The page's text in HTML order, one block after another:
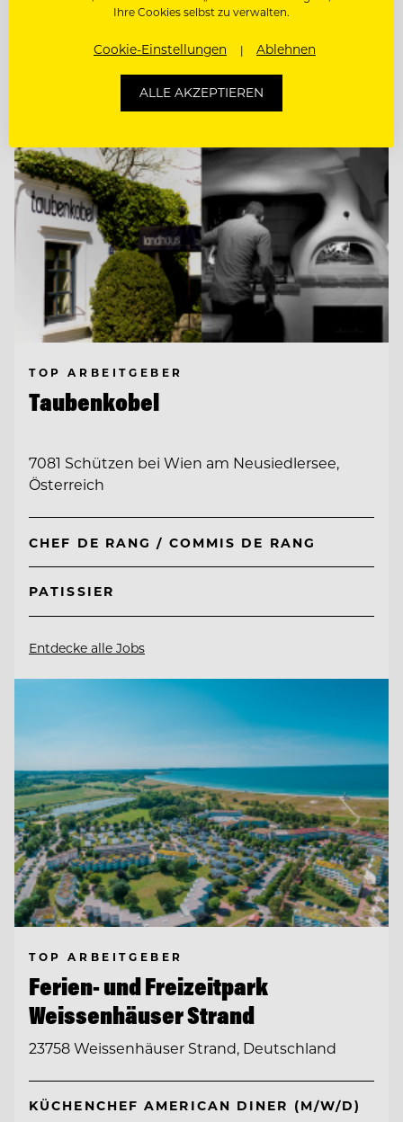
TOP ARBEITGEBER
Taubenkobel
7081 Schützen bei Wien am Neusiedlersee,
Österreich
CHEF DE RANG / COMMIS DE RANG
PATISSIER
Entdecke alle Jobs
TOP ARBEITGEBER
Ferien- und Freizeitpark
Weissenhäuser Strand
23758 Weissenhäuser Strand, Deutschland
KÜCHENCHEF AMERICAN DINER (M/W/D)
Ihre Cookies selbst zu verwalten.
Cookie-Einstellungen Ablehnen
ALLE AKZEPTIEREN